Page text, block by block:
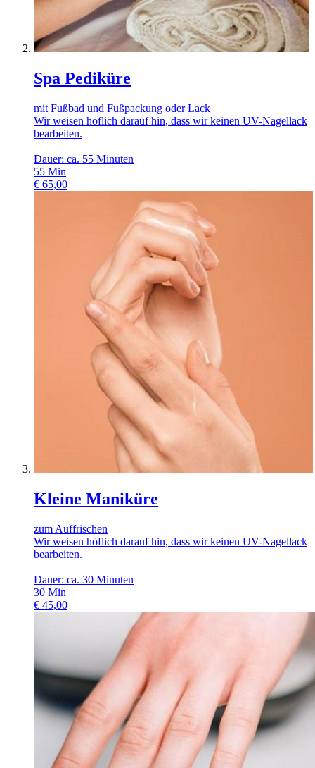
Spa Pediküre
mit Fußbad und Fußpackung oder Lack
Wir weisen höflich darauf hin, dass wir keinen UV-Nagellack
bearbeiten.
Dauer: ca. 55 Minuten
55 Min
€ 65,00
Kleine Maniküre
zum Auffrischen
Wir weisen höflich darauf hin, dass wir keinen UV-Nagellack
bearbeiten.
Dauer: ca. 30 Minuten
30 Min
€ 45,00